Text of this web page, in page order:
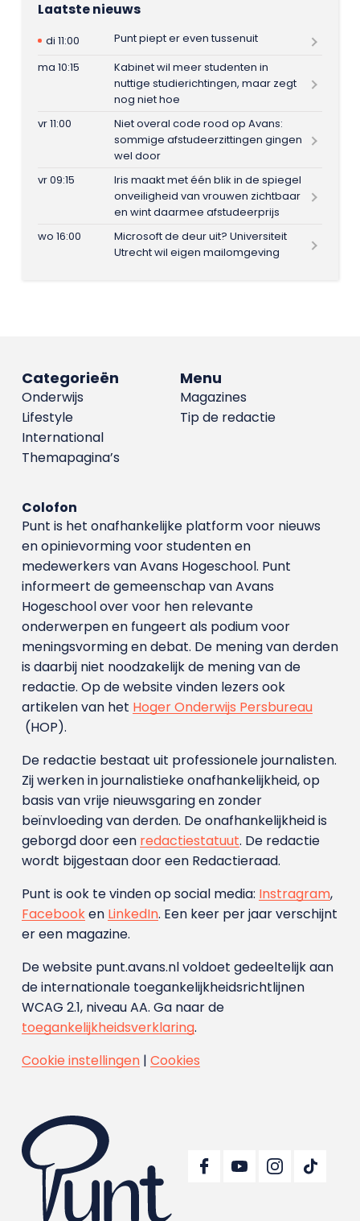
Laatste nieuws
di 11:00
Punt piept er even tussenuit
ma 10:15
Kabinet wil meer studenten in
nuttige studierichtingen, maar zegt
nog niet hoe
vr 11:00
Niet overal code rood op Avans:
sommige afstudeerzittingen gingen
wel door
vr 09:15
Iris maakt met één blik in de spiegel
onveiligheid van vrouwen zichtbaar
en wint daarmee afstudeerprijs
wo 16:00
Microsoft de deur uit? Universiteit
Utrecht wil eigen mailomgeving
Menu
Magazines
Tip de redactie
Categorieën
Onderwijs
Lifestyle
International
Themapagina’s
Colofon
Punt is het onafhankelijke platform voor nieuws
en opinievorming voor studenten en
medewerkers van Avans Hoge­school. Punt
informeert de gemeenschap van Avans
Hogeschool over voor hen relevante
onderwerpen en fungeert als podium voor
meningsvorming en debat. De mening van derden
is daarbij niet noodzakelijk de mening van de
redactie. Op de website vinden lezers ook
artikelen van het Hoger Onderwijs Persbureau
(HOP).
De redactie bestaat uit professionele journalisten.
Zij werken in journalistieke onafhankelijkheid, op
basis van vrije nieuwsgaring en zonder
beïnvloeding van derden. De onafhankelijkheid is
geborgd door een redactiestatuut. De redactie
wordt bijgestaan door een Redactieraad.
Punt is ook te vinden op social media: Instragram,
Facebooken LinkedIn. Een keer per jaar verschijnt
er een magazine.
De website punt.avans.nl voldoet gedeeltelijk aan
de internationale toegankelijkheidsrichtlijnen
WCAG 2.1, niveau AA. Ga naar de
toegankelijkheidsverklaring.
Cookie instellingen| Cookies